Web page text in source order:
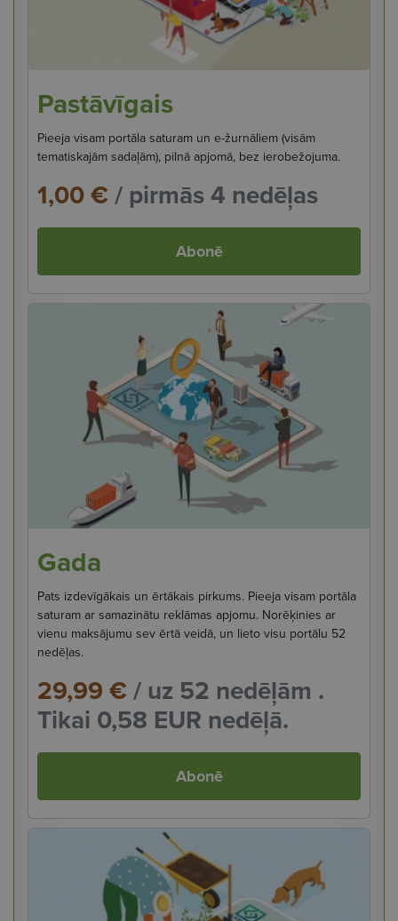
Pastāvīgais
Pieeja visam portāla saturam un e-žurnāliem (visām
tematiskajām sadaļām), pilnā apjomā, bez ierobežojuma.
1,00 € / pirmās 4 nedēļas
Abonē
Gada
Pats izdevīgākais un ērtākais pirkums. Pieeja visam portāla
saturam ar samazinātu reklāmas apjomu. Norēķinies ar
vienu maksājumu sev ērtā veidā, un lieto visu portālu 52
nedēļas.
29,99 € / uz 52 nedēļām .
Tikai 0,58 EUR nedēļā.
Abonē